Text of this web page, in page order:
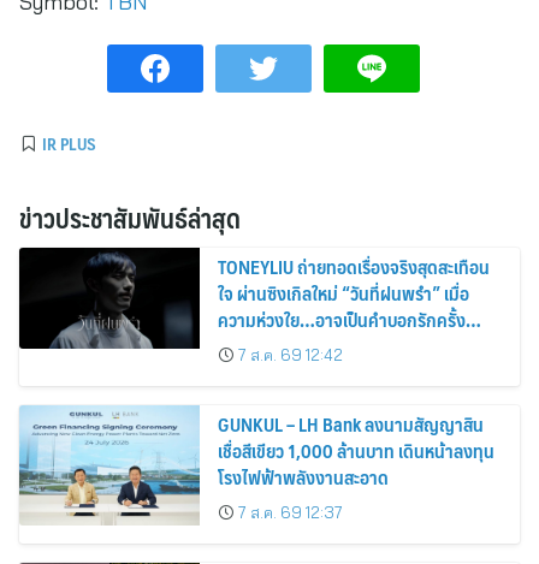
IR PLUS
ข่าวประชาสัมพันธ์ล่าสุด
TONEYLIU ถ่ายทอดเรื่องจริงสุดสะเทือน
ใจ ผ่านซิงเกิลใหม่ “วันที่ฝนพรำ” เมื่อ
ความห่วงใย…อาจเป็นคำบอกรักครั้ง
สุดท้าย
7 ส.ค. 69 12:42
GUNKUL – LH Bank ลงนามสัญญาสิน
เชื่อสีเขียว 1,000 ล้านบาท เดินหน้าลงทุน
โรงไฟฟ้าพลังงานสะอาด
7 ส.ค. 69 12:37